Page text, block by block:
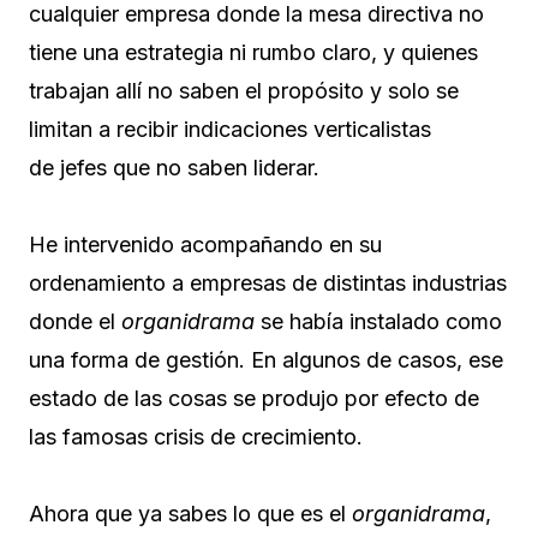
cualquier empresa donde la mesa directiva no
tiene una estrategia ni rumbo claro, y quienes
trabajan allí no saben el propósito y solo se
limitan a recibir indicaciones verticalistas
de jefes que no saben liderar.
He intervenido acompañando en su
ordenamiento a empresas de distintas industrias
donde el organidrama se había instalado como
una forma de gestión. En algunos de casos, ese
estado de las cosas se produjo por efecto de
las famosas crisis de crecimiento.
Ahora que ya sabes lo que es el organidrama,